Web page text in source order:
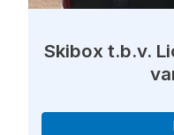
Skibox t.b.v.